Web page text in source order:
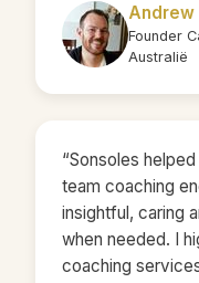
Founder
Australië
“Sonsoles
team coaching
insightful, caring
when needed. I
coaching